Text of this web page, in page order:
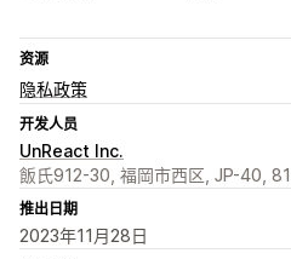
资源
隐私政策
开发人员
UnReact Inc.
飯氏912-30, 福岡市西区, JP-40,
推出日期
2023年11月28日